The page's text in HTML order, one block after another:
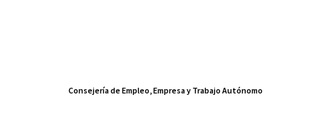
Consejería de Empleo, Empresa y Trabajo Autónomo